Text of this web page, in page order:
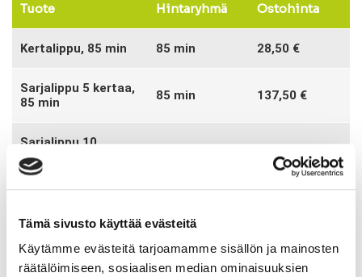
Tämä sivusto käyttää evästeitä
Käytämme evästeitä tarjoamamme sisällön ja mainosten
räätälöimiseen, sosiaalisen median ominaisuuksien
Tuote Hintaryhmä Ostohinta
Kertalippu, 85 min 85 min 28,50 €
Sarjalippu 5 kertaa,
85 min
85 min 137,50 €
Sarjalippu 10
kertaa, 85 min
tanssikoulun 85 min
tuntikohtainen,
myynnissä